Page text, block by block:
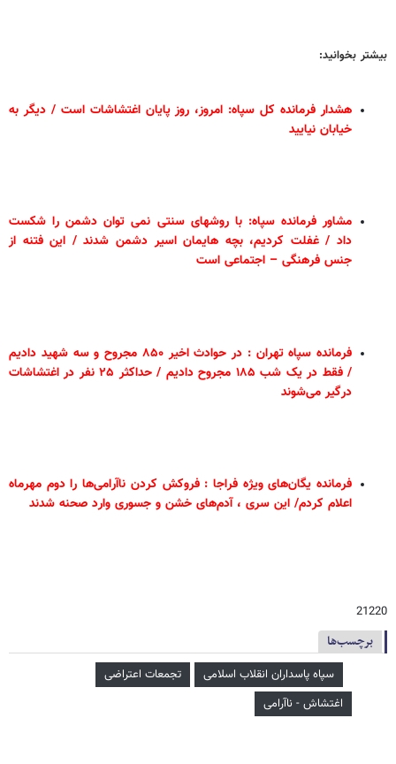
بیشتر بخوانید:
هشدار فرمانده کل سپاه: امروز، روز پایان اغتشاشات است / دیگر به
خیابان نیایید
مشاور فرمانده سپاه: با روشهای سنتی نمی توان دشمن را شکست
داد / غفلت کردیم، بچه هایمان اسیر دشمن شدند / این فتنه از
جنس فرهنگی – اجتماعی است
فرمانده سپاه تهران : در حوادث اخیر ۸۵۰ مجروح و سه شهید دادیم
/ فقط در یک شب ۱۸۵ مجروح دادیم / حداکثر ۲۵ نفر در اغتشاشات
درگیر می‌شوند
فرمانده یگان‌های ویژه فراجا : فروکش کردن ناآرامی‌ها را دوم مهرماه
اعلام کردم/ این سری ، آدم‌های خشن و جسوری وارد صحنه شدند
21220
برچسب‌ها
سپاه پاسداران انقلاب اسلامی
تجمعات اعتراضی
اغتشاش - ناآرامی